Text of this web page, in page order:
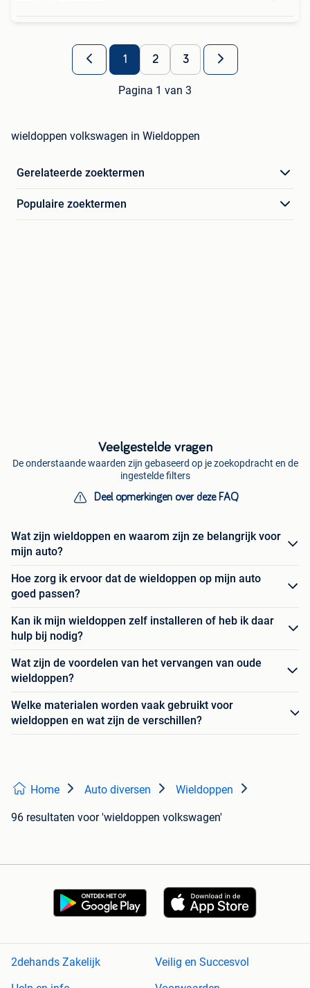
1 2 3
Pagina 1 van 3
wieldoppen volkswagen in Wieldoppen
Gerelateerde zoektermen
Populaire zoektermen
Veelgestelde vragen
De onderstaande waarden zijn gebaseerd op je zoekopdracht en de
ingestelde filters
Deel opmerkingen over deze FAQ
Wat zijn wieldoppen en waarom zijn ze belangrijk voor
mijn auto?
Hoe zorg ik ervoor dat de wieldoppen op mijn auto
goed passen?
Kan ik mijn wieldoppen zelf installeren of heb ik daar
hulp bij nodig?
Wat zijn de voordelen van het vervangen van oude
wieldoppen?
Welke materialen worden vaak gebruikt voor
wieldoppen en wat zijn de verschillen?
Home Auto diversen Wieldoppen
96 resultaten voor 'wieldoppen volkswagen'
2dehands Zakelijk
Veilig en Succesvol